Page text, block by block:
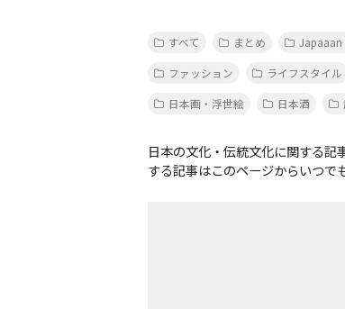
すべて まとめ Japaaan
ファッション
ライフスタイル
日本画・浮世絵
日本酒
日本の文化・伝統文化に関する
する記事はこのページからいつで